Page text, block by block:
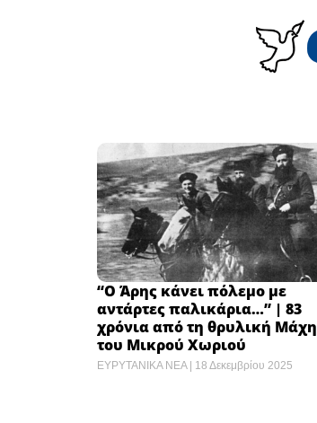
“Ο Άρης κάνει πόλεμο με
αντάρτες παλικάρια…” | 83
χρόνια από τη θρυλική Μάχη
του Μικρού Χωριού
ΕΥΡΥΤΑΝΙΚΑ ΝΕΑ 18 Δεκεμβρίου 2025